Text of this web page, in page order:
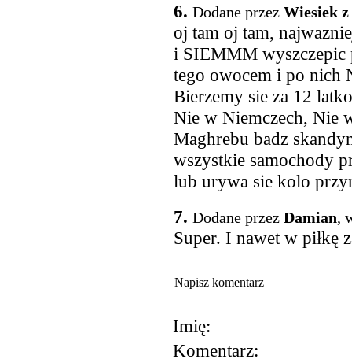
6. Dodane przez Wiesiek
oj tam oj tam,
i SIEMMM wyszczepic
tego owocem i po nich
Bierzemy sie za 12
Nie w Niemczech, Nie
Maghrebu badz
wszystkie samochody
lub urywa sie kolo
7. Dodane przez Damian,
Super. I nawet w piłkę
Napisz komentarz
Imię:
Komentarz: